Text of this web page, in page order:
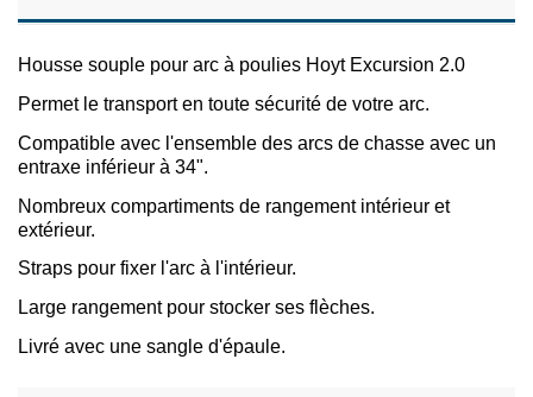
Housse souple pour arc à poulies Hoyt Excursion 2.0
Permet le transport en toute sécurité de votre arc.
Compatible avec l'ensemble des arcs de chasse avec un
entraxe inférieur à 34".
Nombreux compartiments de rangement intérieur et
extérieur.
Straps pour fixer l'arc à l'intérieur.
Large rangement pour stocker ses flèches.
Livré avec une sangle d'épaule.